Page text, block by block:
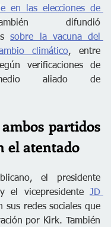
en las elecciones de
difundió
sobre la vacuna del
climático, entre
verificaciones de
partidos
el atentado
el vicepresidente JD
sus redes sociales que
por Kirk. También